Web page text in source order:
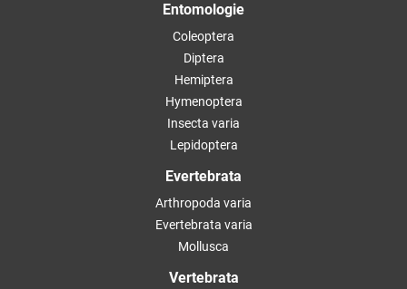
Entomologie
Coleoptera
Diptera
Hemiptera
Hymenoptera
Insecta varia
Lepidoptera
Evertebrata
Arthropoda varia
Evertebrata varia
Mollusca
Vertebrata